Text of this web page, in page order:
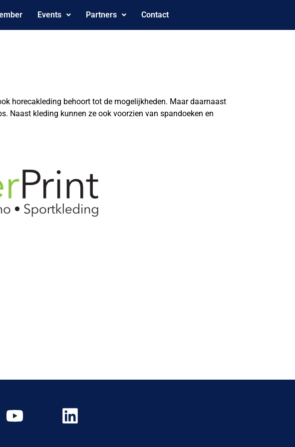
Events Partners Contact
horecakleding behoort tot de mogelijkheden. Maar daarnaast
Naast kleding kunnen ze ook voorzien van spandoeken en